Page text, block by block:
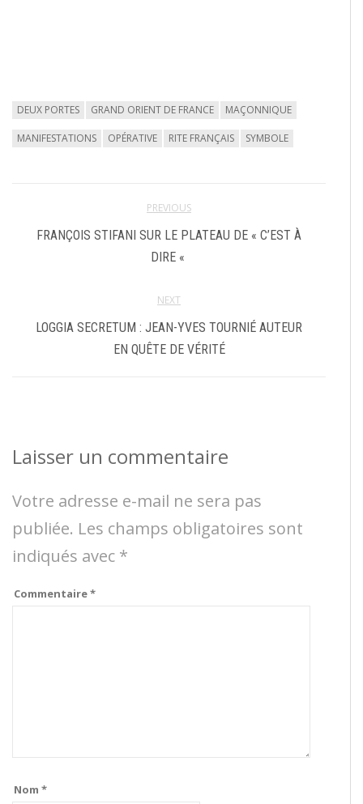
DEUX PORTES GRAND ORIENT DE FRANCE MAÇONNIQUE
MANIFESTATIONS OPÉRATIVE RITE FRANÇAIS SYMBOLE
PREVIOUS
FRANÇOIS STIFANI SUR LE PLATEAU DE « C’EST À
DIRE «
NEXT
LOGGIA SECRETUM : JEAN-YVES TOURNIÉ AUTEUR
EN QUÊTE DE VÉRITÉ
Laisser un commentaire
Votre adresse e-mail ne sera pas
publiée. Les champs obligatoires sont
indiqués avec *
Commentaire*
Nom *